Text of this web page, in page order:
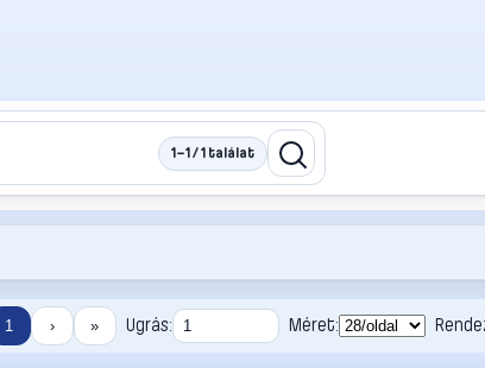
1–1 / 1 találat
1 › » Ugrás: Méret: